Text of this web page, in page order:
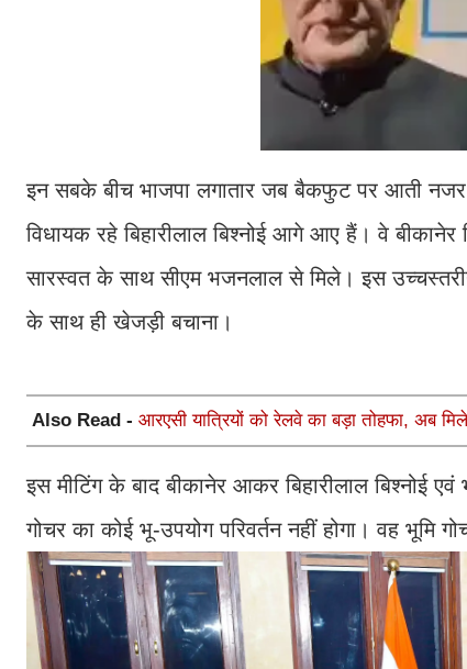
इन सबके बीच भाजपा लगातार जब बैकफुट पर आती नजर
विधायक रहे बिहारीलाल बिश्नोई आगे आए हैं। वे
सारस्वत के साथ सीएम भजनलाल से मिले। इस उच्चस्तरीय
के साथ ही खेजड़ी बचाना।
Also Read - आरएसी यात्रियों को रेलवे का बड़ा तोहफा, अब
इस मीटिंग के बाद बीकानेर आकर बिहारीलाल बिश्नोई
गोचर का कोई भू-उपयोग परिवर्तन नहीं होगा। वह भूमि